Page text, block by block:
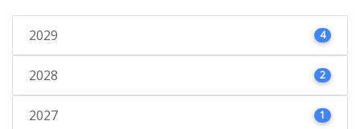
2029 4
2028 2
2027 1